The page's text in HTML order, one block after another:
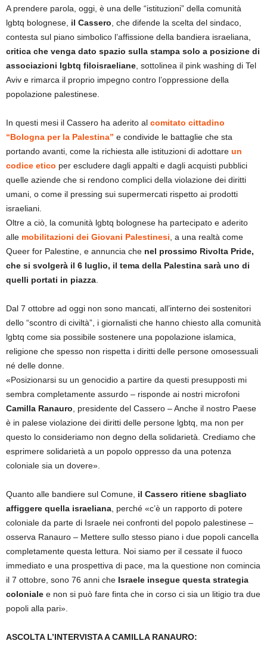
A prendere parola, oggi, è una delle “istituzioni” della comunità
lgbtq bolognese, il Cassero, che difende la scelta del sindaco,
contesta sul piano simbolico l’affissione della bandiera israeliana,
critica che venga dato spazio sulla stampa solo a posizione di
associazioni lgbtq filoisraeliane, sottolinea il pink washing di Tel
Aviv e rimarca il proprio impegno contro l’oppressione della
popolazione palestinese.
In questi mesi il Cassero ha aderito al comitato cittadino
“Bologna per la Palestina” e condivide le battaglie che sta
portando avanti, come la richiesta alle istituzioni di adottare un
codice etico per escludere dagli appalti e dagli acquisti pubblici
quelle aziende che si rendono complici della violazione dei diritti
umani, o come il pressing sui supermercati rispetto ai prodotti
israeliani.
Oltre a ciò, la comunità lgbtq bolognese ha partecipato e aderito
alle mobilitazioni dei Giovani Palestinesi, a una realtà come
Queer for Palestine, e annuncia che nel prossimo Rivolta Pride,
che si svolgerà il 6 luglio, il tema della Palestina sarà uno di
quelli portati in piazza.
Dal 7 ottobre ad oggi non sono mancati, all’interno dei sostenitori
dello “scontro di civiltà”, i giornalisti che hanno chiesto alla comunità
lgbtq come sia possibile sostenere una popolazione islamica,
religione che spesso non rispetta i diritti delle persone omosessuali
né delle donne.
«Posizionarsi su un genocidio a partire da questi presupposti mi
sembra completamente assurdo – risponde ai nostri microfoni
Camilla Ranauro, presidente del Cassero – Anche il nostro Paese
è in palese violazione dei diritti delle persone lgbtq, ma non per
questo lo consideriamo non degno della solidarietà. Crediamo che
esprimere solidarietà a un popolo oppresso da una potenza
coloniale sia un dovere».
Quanto alle bandiere sul Comune, il Cassero ritiene sbagliato
affiggere quella israeliana, perché «c’è un rapporto di potere
coloniale da parte di Israele nei confronti del popolo palestinese –
osserva Ranauro – Mettere sullo stesso piano i due popoli cancella
completamente questa lettura. Noi siamo per il cessate il fuoco
immediato e una prospettiva di pace, ma la questione non comincia
il 7 ottobre, sono 76 anni che Israele insegue questa strategia
coloniale e non si può fare finta che in corso ci sia un litigio tra due
popoli alla pari».
ASCOLTA L’INTERVISTA A CAMILLA RANAURO: